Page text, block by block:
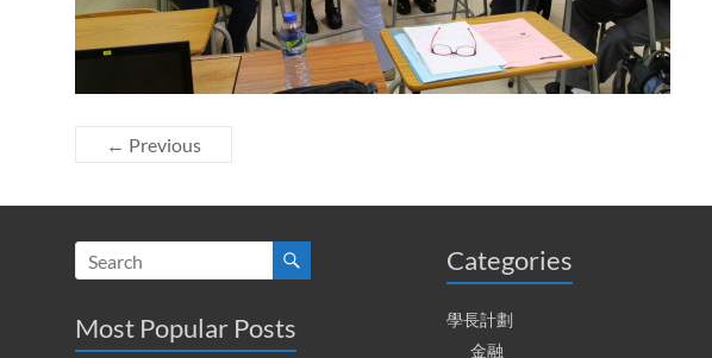
← Previous
Most Popular Posts
Categories
學長計劃
金融